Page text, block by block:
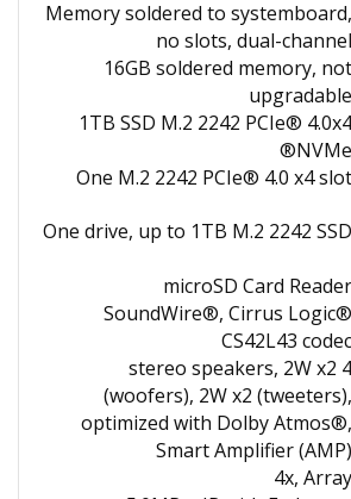
Memory soldered to systemboard,
no slots, dual-channel
16GB soldered memory, not
upgradable
1TB SSD M.2 2242 PCIe® 4.0x4
NVMe®
One M.2 2242 PCIe® 4.0 x4 slot
One drive, up to 1TB M.2 2242 SSD
microSD Card Reader
SoundWire®, Cirrus Logic®
CS42L43 codec
4 stereo speakers, 2W x2
(woofers), 2W x2 (tweeters),
optimized with Dolby Atmos®,
Smart Amplifier (AMP)
4x, Array